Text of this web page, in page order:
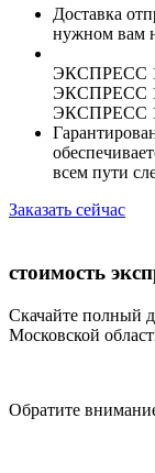
Доставка
нужном вам
ЭКСПРЕСС
ЭКСПРЕСС
ЭКСПРЕСС
всем пути
Заказать сейчас
стоимость
Скачайте полный
Московской
Обратите